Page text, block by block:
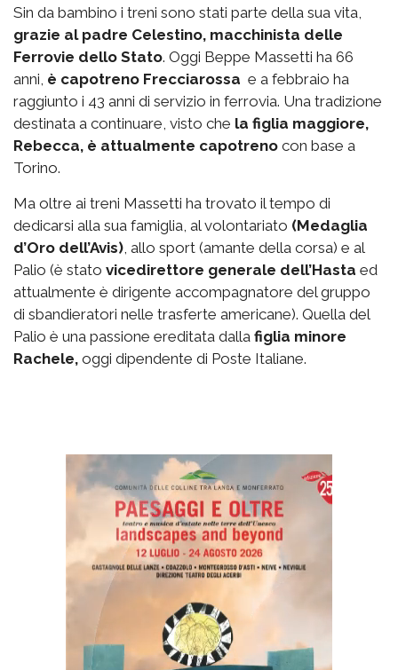
Sin da bambino i treni sono stati parte della sua vita,
grazie al padre Celestino, macchinista delle
Ferrovie dello Stato. Oggi Beppe Massetti ha 66
anni, è capotreno Frecciarossa e a febbraio ha
raggiunto i 43 anni di servizio in ferrovia. Una tradizione
destinata a continuare, visto che la figlia maggiore,
Rebecca, è attualmente capotreno con base a
Torino.
Ma oltre ai treni Massetti ha trovato il tempo di
dedicarsi alla sua famiglia, al volontariato (Medaglia
d’Oro dell’Avis) , allo sport (amante della corsa) e al
Palio (è stato vicedirettore generale dell’Hasta ed
attualmente è dirigente accompagnatore del gruppo
di sbandieratori nelle trasferte americane). Quella del
Palio è una passione ereditata dalla figlia minore
Rachele, oggi dipendente di Poste Italiane.